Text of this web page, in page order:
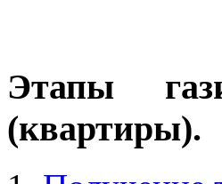
Этапы
(квартиры).